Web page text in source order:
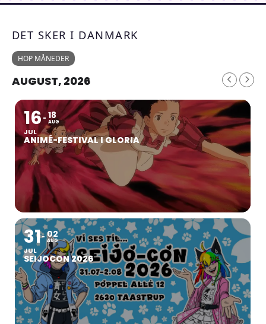
DET SKER I DANMARK
HOP MÅNEDER
AUGUST, 2026
16
JUL
18
AUG
ANIMÉ-FESTIVAL I GLORIA
31
JUL
02
AUG
SEIJOCON 2026